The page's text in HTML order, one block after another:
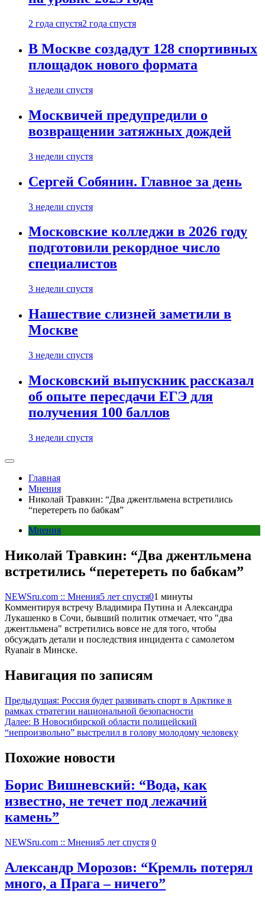
2 года спустя2 года спустя
В Москве создадут 128 спортивных
площадок нового формата
3 недели спустя
Москвичей предупредили о
возвращении затяжных дождей
3 недели спустя
Сергей Собянин. Главное за день
3 недели спустя
Московские колледжи в 2026 году
подготовили рекордное число
специалистов
3 недели спустя
Нашествие слизней заметили в
Москве
3 недели спустя
Московский выпускник рассказал
об опыте пересдачи ЕГЭ для
получения 100 баллов
3 недели спустя
Главная
Мнения
Николай Травкин: “Два джентльмена встретились
“перетереть по бабкам”
Мнения
Николай Травкин: “Два джентльмена
встретились “перетереть по бабкам”
NEWSru.com :: Мнения5 лет спустя01 минуты
Комментируя встречу Владимира Путина и Александра
Лукашенко в Сочи, бывший политик отмечает, что "два
джентльмена" встретились вовсе не для того, чтобы
обсуждать детали и последствия инцидента с самолетом
Ryanair в Минске.
Навигация по записям
Предыдущая: Россия будет развивать спорт в Арктике в
рамках стратегии национальной безопасности
Далее: В Новосибирской области полицейский
“непроизвольно” выстрелил в голову молодому человеку
Похожие новости
Борис Вишневский: “Вода, как
известно, не течет под лежачий
камень”
NEWSru.com :: Мнения5 лет спустя 0
Александр Морозов: “Кремль потерял
много, а Прага – ничего”